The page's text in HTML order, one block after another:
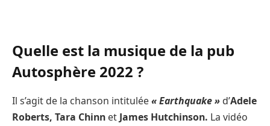
Quelle est la musique de la pub
Autosphère 2022 ?
Il s’agit de la chanson intitulée« Earthquake » d’Adele
Roberts, Tara Chinn et James Hutchinson. La vidéo